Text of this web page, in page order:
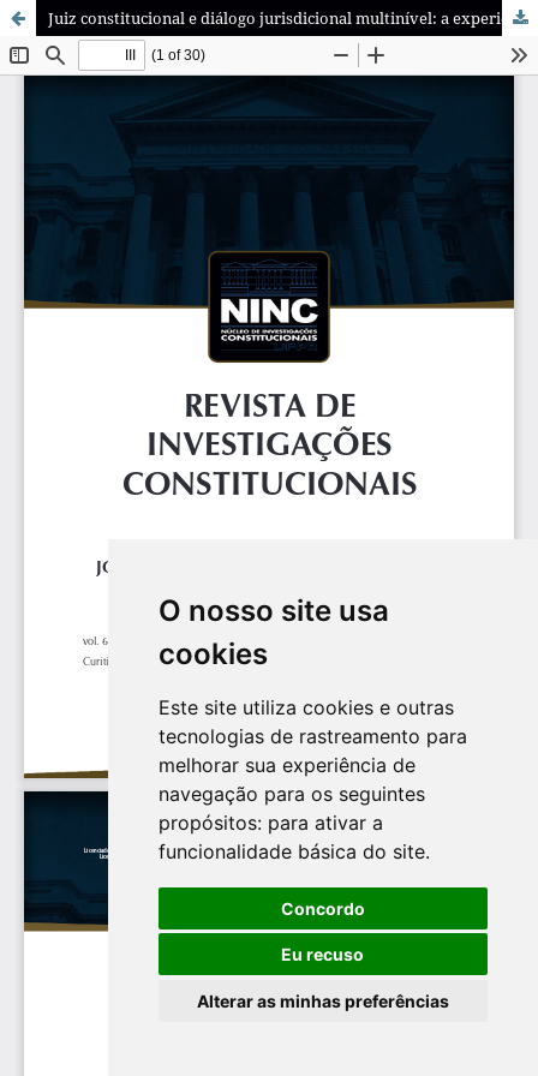
O nosso site usa
cookies
Este site utiliza cookies e outras
tecnologias de rastreamento para
melhorar sua experiência de
navegação para os seguintes
propósitos: para ativar a
funcionalidade básica do site.
Concordo
Eu recuso
Alterar as minhas preferências
Juiz constitucional e diálogo jurisdicional multinível: a experiência chilena